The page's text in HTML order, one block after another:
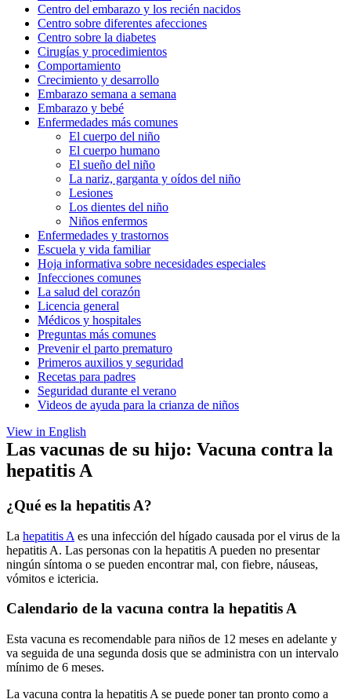
Centro del embarazo y los recién nacidos
Centro sobre diferentes afecciones
Centro sobre la diabetes
Cirugías y procedimientos
Comportamiento
Crecimiento y desarrollo
Embarazo semana a semana
Embarazo y bebé
Enfermedades más comunes
El cuerpo del niño
El cuerpo humano
El sueño del niño
La nariz, garganta y oídos del niño
Lesiones
Los dientes del niño
Niños enfermos
Enfermedades y trastornos
Escuela y vida familiar
Hoja informativa sobre necesidades especiales
Infecciones comunes
La salud del corazón
Licencia general
Médicos y hospitales
Preguntas más comunes
Prevenir el parto prematuro
Primeros auxilios y seguridad
Recetas para padres
Seguridad durante el verano
Videos de ayuda para la crianza de niños
View in English
Las vacunas de su hijo: Vacuna contra la
hepatitis A
¿Qué es la hepatitis A?
La hepatitis A es una infección del hígado causada por el virus de la
hepatitis A. Las personas con la hepatitis A pueden no presentar
ningún síntoma o se pueden encontrar mal, con fiebre, náuseas,
vómitos e ictericia.
Calendario de la vacuna contra la hepatitis A
Esta vacuna es recomendable para niños de 12 meses en adelante y
va seguida de una segunda dosis que se administra con un intervalo
mínimo de 6 meses.
La vacuna contra la hepatitis A se puede poner tan pronto como a